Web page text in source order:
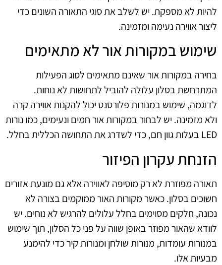
להיות לא מספקת. יש לשלב את סוגי התאורה השונים כדי
ליצור אווירה נעימה ומזמינה.
שימוש במקורות אור לא מתאימים
בחירה במקורות אור שאינם מתאימים לסוג הפעילות
המתרחשת בסלון עלולה להוביל לתחושות לא נוחות.
לדוגמה, שימוש במנורות פלורסנט יכול להקנות אווירה קרה
ולא מזמינה. יש לבחור במקורות אור חמים ונעימים, כמו נורות
LED בעלות גוון חם, כדי לשדרג את התחושה הכללית בחלל.
הזנחת עקרון הפיזור
תאורה מפוזרת לא רק מוסיפה לאווירה אלא גם מונעת אזורים
חשוכים בסלון. כאשר מקורות האור ממוקמים בצורה לא
נכונה, חלקים מסוימים בחלל עלולים להרגיש לא נוחים. יש
לוודא שהאור מפוזר באופן שווה על פני כל הסלון, תוך שימוש
במנורות עומדות, מנורות שולחן ומנורות קיר כדי להימנע
מבעיות אלו.